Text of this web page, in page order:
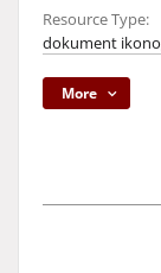
Resource Type:
dokument
More